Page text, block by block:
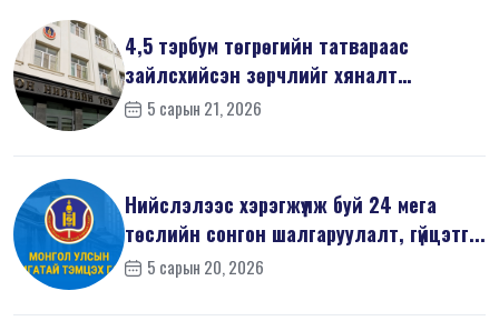
4,5 тэрбум төгрөгийн татвараас
зайлсхийсэн зөрчлийг хяналт
шалгалтаар ...
5 сарын 21, 2026
Нийслэлээс хэрэгжүүлж буй 24 мега
төслийн сонгон шалгаруулалт, гүйцэтг...
5 сарын 20, 2026